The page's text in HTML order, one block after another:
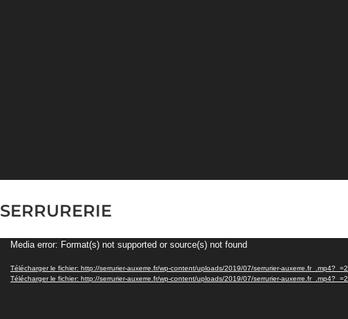
SERRURERIE
Lecteur
Media error: Format(s) not supported or source(s) not found
Télécharger le fichier: http://serrurier-auxerre.fr/wp-content/uploads/2019/07/serrurier-auxerre.fr_.mp4?_=2
Télécharger le fichier: http://serrurier-auxerre.fr/wp-content/uploads/2019/07/serrurier-auxerre.fr_.mp4?_=2